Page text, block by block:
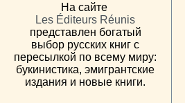
На сайте
Les Éditeurs Réunis
представлен богатый
выбор русских книг с
пересылкой по всему миру:
букинистика, эмигрантские
издания и новые книги.